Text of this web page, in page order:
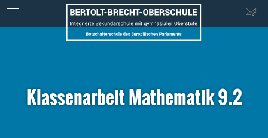
Klassenarbeit Mathematik 9.2